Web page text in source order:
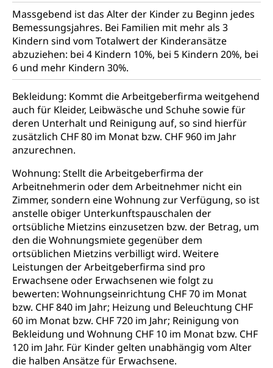
Massgebend ist das Alter der Kinder zu Beginn jedes
Bemessungsjahres. Bei Familien mit mehr als 3
Kindern sind vom Totalwert der Kinderansätze
abzuziehen: bei 4 Kindern 10%, bei 5 Kindern 20%, bei
6 und mehr Kindern 30%.
Bekleidung: Kommt die Arbeitgeberfirma weitgehend
auch für Kleider, Leibwäsche und Schuhe sowie für
deren Unterhalt und Reinigung auf, so sind hierfür
zusätzlich CHF 80 im Monat bzw. CHF 960 im Jahr
anzurechnen.
Wohnung: Stellt die Arbeitgeberfirma der
Arbeitnehmerin oder dem Arbeitnehmer nicht ein
Zimmer, sondern eine Wohnung zur Verfügung, so ist
anstelle obiger Unterkunftspauschalen der
ortsübliche Mietzins einzusetzen bzw. der Betrag, um
den die Wohnungsmiete gegenüber dem
ortsüblichen Mietzins verbilligt wird. Weitere
Leistungen der Arbeitgeberfirma sind pro
Erwachsene oder Erwachsenen wie folgt zu
bewerten: Wohnungseinrichtung CHF 70 im Monat
bzw. CHF 840 im Jahr; Heizung und Beleuchtung CHF
60 im Monat bzw. CHF 720 im Jahr; Reinigung von
Bekleidung und Wohnung CHF 10 im Monat bzw. CHF
120 im Jahr. Für Kinder gelten unabhängig vom Alter
die halben Ansätze für Erwachsene.
Verrechnungssteuer, Quellensteuer,
Grundstückgewinnsteuer, Liegenschaftssteuer,
Handänderungssteuer, Grundsteuer, Kirchensteuer,
Gewerbesteuer, Vergnügungssteuer,
Reklameplakatsteuer, Verkehrssteuer,
Erbschaftssteuer, Schenkungssteuer, Gewinn- und
Kapitalsteuer
Steuern (Dienststelle)
Ombudsstellen
Vermittler, Vermittlungsstelle, Schlichtungsstelle,
Vermittlung, Schlichtung, Mediation
Beschwerde Strassenverkehrsamt
Beschwerdestelle Spitäler
Schlichtungsstelle SEG
Diskriminierung, Fremdenfeindlichkeit,
Gleichberechtigung
Anlaufstelle Schutz vor Diskriminierung
(fabia)
Schutz vor Diskriminierung
Strafregister und Strafverfahren
Strafrecht, Strafrechtspflege, Gerichtsverfahren,
Strafregistereintrag, Strafregisterauszug,
Kriminalität
Strafverfahren Staatsanwaltschaft
Strafregisterauszug bestellen (EJPD)
Vormundschaft
Vormund, Amtsvormund, Mündel,
Vormundschaftsbehörde, Kindesschutz,
Jugendschutz
Kindes- und Erwachsenenschutz KESB